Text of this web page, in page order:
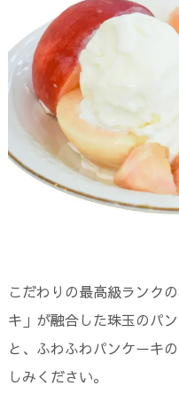
こだわりの最高級ランク
キ」が融合した珠玉のパ
と、ふわふわパンケーキ
しみください。